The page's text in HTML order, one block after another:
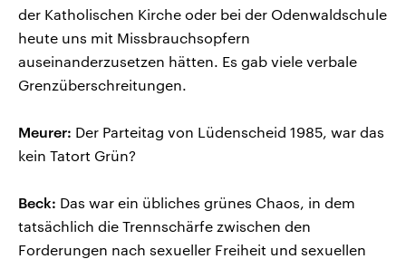
der Katholischen Kirche oder bei der Odenwaldschule
heute uns mit Missbrauchsopfern
auseinanderzusetzen hätten. Es gab viele verbale
Grenzüberschreitungen.
Meurer: Der Parteitag von Lüdenscheid 1985, war das
kein Tatort Grün?
Beck: Das war ein übliches grünes Chaos, in dem
tatsächlich die Trennschärfe zwischen den
Forderungen nach sexueller Freiheit und sexuellen